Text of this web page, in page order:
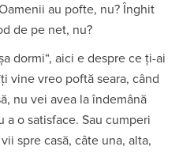
au pofte, nu? Înghit
de pe net, nu?
dormi“, aici e despre ce ți-ai
vine vreo poftă seara, când
nu vei avea la îndemână
o satisface. Sau cumperi
spre casă, câte una, alta,